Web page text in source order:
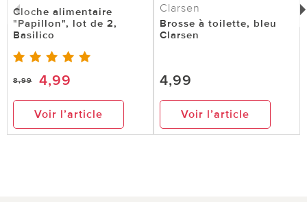
Cloche alimentaire
"Papillon", lot de 2,
Basilico
8,99 4,99
Voir l’article
Clarsen
Brosse à toilette, bleu
Clarsen
4,99
Voir l’article